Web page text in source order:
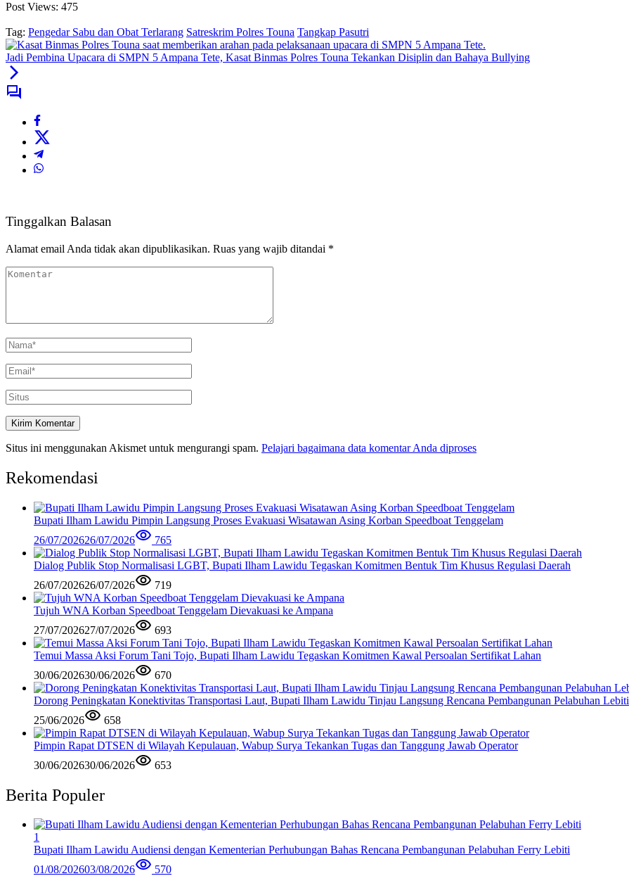
Post Views: 475
Tag: Pengedar Sabu dan Obat Terlarang Satreskrim Polres Touna Tangkap Pasutri
Jadi Pembina Upacara di SMPN 5 Ampana Tete, Kasat Binmas Polres Touna Tekankan Disiplin dan Bahaya Bullying
Tinggalkan Balasan
Alamat email Anda tidak akan dipublikasikan. Ruas yang wajib ditandai *
Situs ini menggunakan Akismet untuk mengurangi spam. Pelajari bagaimana data komentar Anda diproses
Rekomendasi
Bupati Ilham Lawidu Pimpin Langsung Proses Evakuasi Wisatawan Asing Korban Speedboat Tenggelam
26/07/202626/07/2026 765
Dialog Publik Stop Normalisasi LGBT, Bupati Ilham Lawidu Tegaskan Komitmen Bentuk Tim Khusus Regulasi Daerah
26/07/202626/07/2026 719
Tujuh WNA Korban Speedboat Tenggelam Dievakuasi ke Ampana
27/07/202627/07/2026 693
Temui Massa Aksi Forum Tani Tojo, Bupati Ilham Lawidu Tegaskan Komitmen Kawal Persoalan Sertifikat Lahan
30/06/202630/06/2026 670
Dorong Peningkatan Konektivitas Transportasi Laut, Bupati Ilham Lawidu Tinjau Langsung Rencana Pembangunan Pelabuhan Lebiti
25/06/2026
658
Pimpin Rapat DTSEN di Wilayah Kepulauan, Wabup Surya Tekankan Tugas dan Tanggung Jawab Operator
30/06/202630/06/2026 653
Berita Populer
1
Bupati Ilham Lawidu Audiensi dengan Kementerian Perhubungan Bahas Rencana Pembangunan Pelabuhan Ferry Lebiti
01/08/202603/08/2026 570